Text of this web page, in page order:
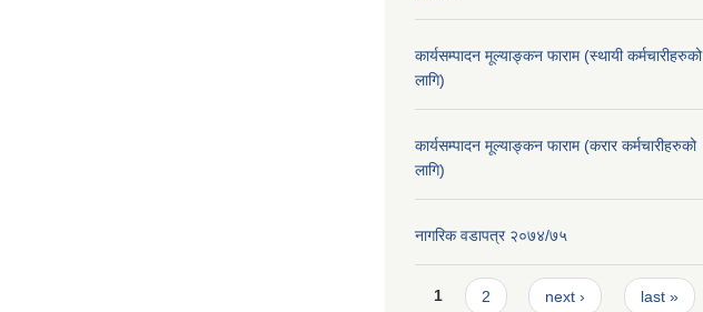
कार्यसम्पादन मूल्याङ्कन फाराम (स्थायी कर्मचारीहरुको
लागि)
कार्यसम्पादन मूल्याङ्कन फाराम (करार कर्मचारीहरुको
लागि)
नागरिक वडापत्र २०७४/७५
Pages
1 2 next › last »